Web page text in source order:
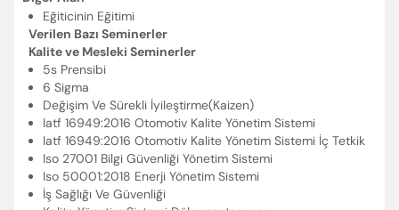
Eğiticinin Eğitimi
Verilen Bazı Seminerler
Kalite ve Mesleki Seminerler
5s Prensibi
6 Sigma
Değişim Ve Sürekli İyileştirme(Kaizen)
Iatf 16949:2016 Otomotiv Kalite Yönetim Sistemi
Iatf 16949:2016 Otomotiv Kalite Yönetim Sistemi İç Tetkik
Iso 27001 Bilgi Güvenliği Yönetim Sistemi
Iso 50001:2018 Enerji Yönetim Sistemi
İş Sağlığı Ve Güvenliği